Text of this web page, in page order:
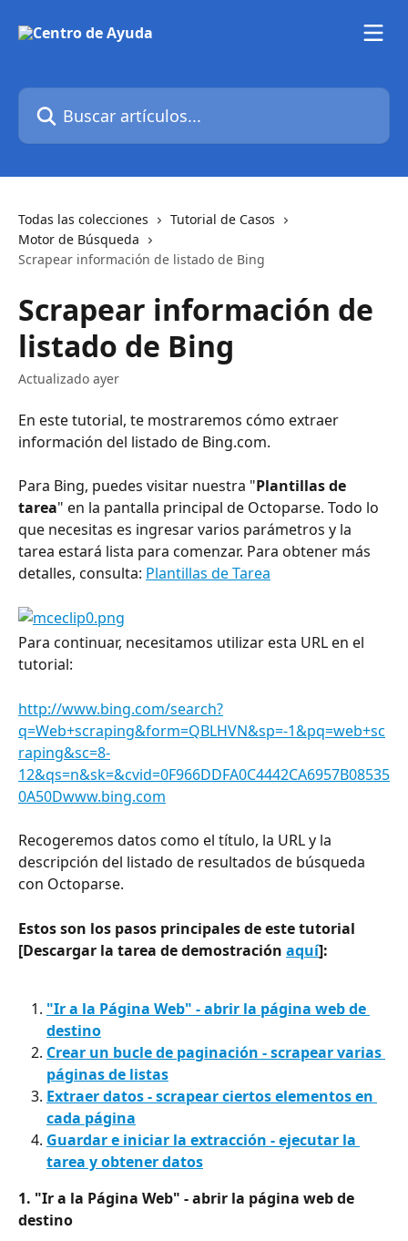
Buscar artículos...
Todas las colecciones
Tutorial de Casos
Motor de Búsqueda
Scrapear información de listado de Bing
Scrapear información de
listado de Bing
Actualizado ayer
En este tutorial, te mostraremos cómo extraer
información del listado de Bing.com.
Para Bing, puedes visitar nuestra "Plantillas de
tarea" en la pantalla principal de Octoparse. Todo lo
que necesitas es ingresar varios parámetros y la
tarea estará lista para comenzar. Para obtener más
detalles, consulta: Plantillas de Tarea
Para continuar, necesitamos utilizar esta URL en el
tutorial:
http://www.bing.com/search?
q=Web+scraping&form=QBLHVN&sp=-1&pq=web+sc
raping&sc=8-
12&qs=n&sk=&cvid=0F966DDFA0C4442CA6957B08535
0A50Dwww.bing.com
Recogeremos datos como el título, la URL y la
descripción del listado de resultados de búsqueda
con Octoparse.
Estos son los pasos principales de este tutorial
[Descargar la tarea de demostración aquí]:
"Ir a la Página Web" - abrir la página web de
destino
Crear un bucle de paginación - scrapear varias
páginas de listas
Extraer datos - scrapear ciertos elementos en
cada página
Guardar e iniciar la extracción - ejecutar la
tarea y obtener datos
1. "Ir a la Página Web" - abrir la página web de
destino